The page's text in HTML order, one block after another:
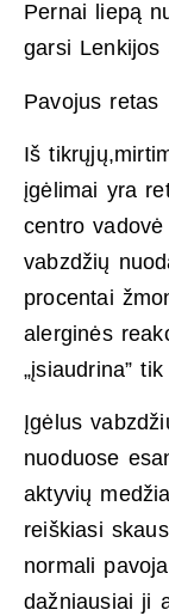
Pernai liepą
garsi Lenkijos
Pavojus retas
Iš
įgėlimai yra
centro
vabzdžių
procentai
alerginės
„įsiaudrina”
Įgėlus
nuoduose
aktyvių
reiškiasi
normali
dažniausiai ji